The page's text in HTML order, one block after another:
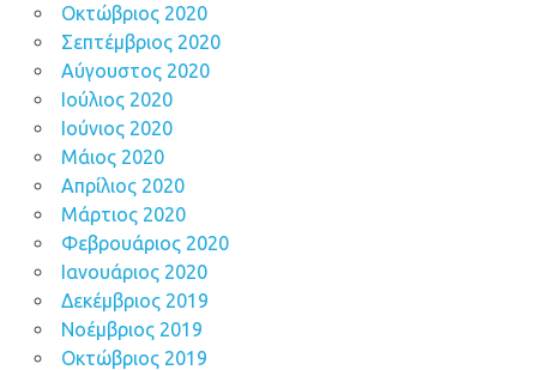
Οκτώβριος 2020
Σεπτέμβριος 2020
Αύγουστος 2020
Ιούλιος 2020
Ιούνιος 2020
Μάιος 2020
Απρίλιος 2020
Μάρτιος 2020
Φεβρουάριος 2020
Ιανουάριος 2020
Δεκέμβριος 2019
Νοέμβριος 2019
Οκτώβριος 2019